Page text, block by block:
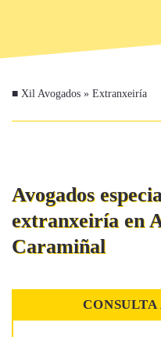
■ Xil Avogados » Extranxeiría
Avogados
extranxeiría en
Caramiñal